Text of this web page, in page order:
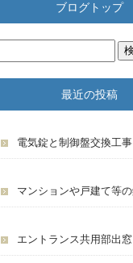
ブログトップ
最近の投稿
電気錠と制御盤交換工事